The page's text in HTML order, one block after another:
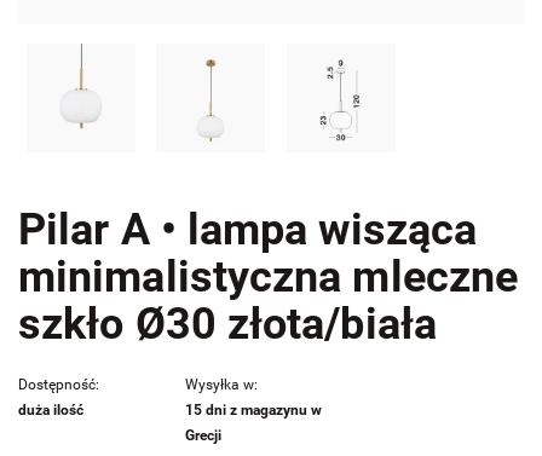
Pilar A • lampa wisząca
minimalistyczna mleczne
szkło Ø30 złota/biała
Dostępność:
duża ilość
Wysyłka w:
15 dni z magazynu w
Grecji